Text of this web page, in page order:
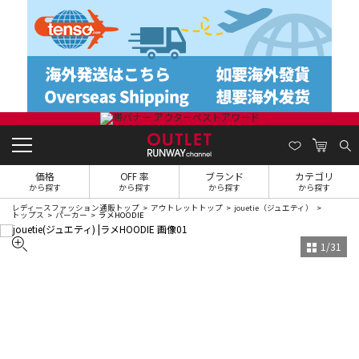
価格
から探す
OFF 率
から探す
ブランド
から探す
カテゴリ
から探す
レディースファッション通販トップ アウトレットトップ jouetie（ジュエティ）
トップス パーカー ラメHOODIE
1 /31